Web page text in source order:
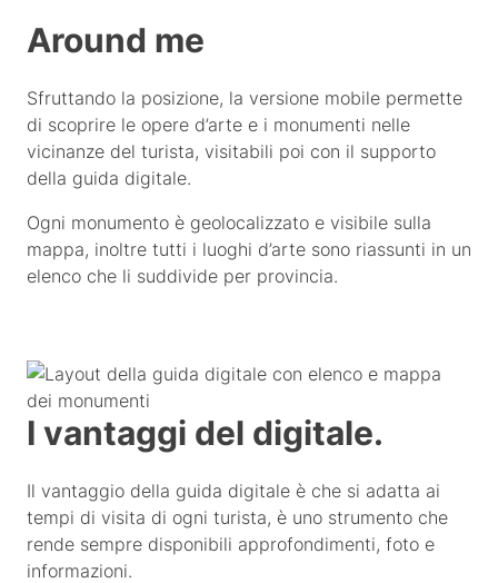
Around me
Sfruttando la posizione, la versione mobile permette
di scoprire le opere d’arte e i monumenti nelle
vicinanze del turista, visitabili poi con il supporto
della guida digitale.
Ogni monumento è geolocalizzato e visibile sulla
mappa, inoltre tutti i luoghi d’arte sono riassunti in un
elenco che li suddivide per provincia.
I vantaggi del digitale.
Il vantaggio della guida digitale è che si adatta ai
tempi di visita di ogni turista, è uno strumento che
rende sempre disponibili approfondimenti, foto e
informazioni.